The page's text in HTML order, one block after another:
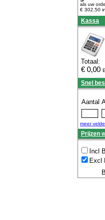
als uw
€ 302.50
Kassa
Totaal:
€ 0,00
Snel
Aantal
meer
Prijzen
Incl
Excl